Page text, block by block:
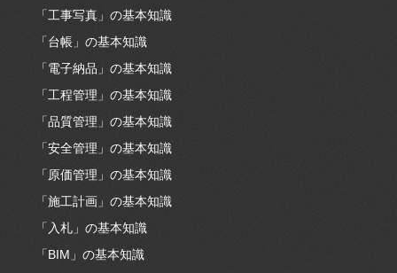
「工事写真」の基本知識
「台帳」の基本知識
「電子納品」の基本知識
「工程管理」の基本知識
「品質管理」の基本知識
「安全管理」の基本知識
「原価管理」の基本知識
「施工計画」の基本知識
「入札」の基本知識
「BIM」の基本知識